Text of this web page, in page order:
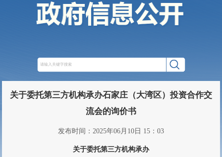
关于委托第三方机构承办石家庄（大湾区）投资合作交
流会的询价书
发布时间：2025年06月10日 15：03
关于委托第三方机构承办